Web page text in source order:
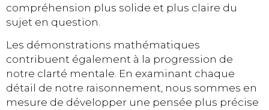
compréhension plus solide et plus claire du
sujet en question.
Les démonstrations mathématiques
contribuent également à la progression de
notre clarté mentale. En examinant chaque
détail de notre raisonnement, nous sommes en
mesure de développer une pensée plus précise